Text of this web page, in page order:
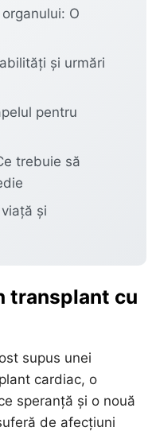
O
și urmări
pentru
trebuie să
și
transplant cu
supus unei
cardiac, o
speranță și o nouă
de afecțiuni